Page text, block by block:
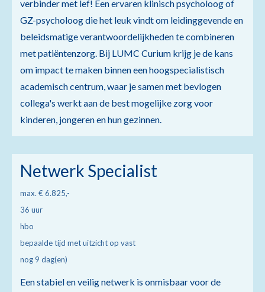
verbinder met lef! Een ervaren klinisch psycholoog of
GZ-psycholoog die het leuk vindt om leidinggevende en
beleidsmatige verantwoordelijkheden te combineren
met patiëntenzorg. Bij LUMC Curium krijg je de kans
om impact te maken binnen een hoogspecialistisch
academisch centrum, waar je samen met bevlogen
collega's werkt aan de best mogelijke zorg voor
kinderen, jongeren en hun gezinnen.
Netwerk Specialist
max. € 6.825,-
36 uur
hbo
bepaalde tijd met uitzicht op vast
nog 9 dag(en)
Een stabiel en veilig netwerk is onmisbaar voor de